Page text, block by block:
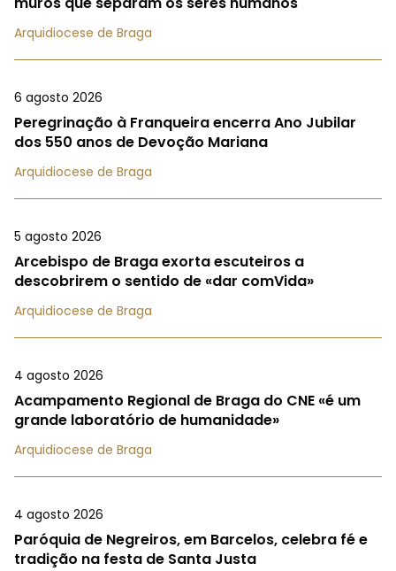
Arquidiocese de Braga
6 agosto 2026
Peregrinação à Franqueira encerra Ano Jubilar
dos 550 anos de Devoção Mariana
Arquidiocese de Braga
5 agosto 2026
Arcebispo de Braga exorta escuteiros a
descobrirem o sentido de «dar comVida»
Arquidiocese de Braga
4 agosto 2026
Acampamento Regional de Braga do CNE «é um
grande laboratório de humanidade»
Arquidiocese de Braga
4 agosto 2026
Paróquia de Negreiros, em Barcelos, celebra fé e
tradição na festa de Santa Justa